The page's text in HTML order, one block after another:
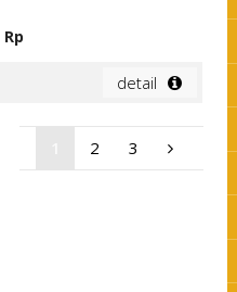
Rp
detail
2 3